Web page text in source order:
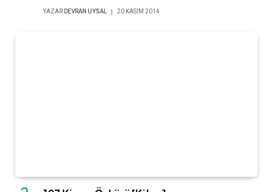
YAZAR DEVRAN UYSAL 20 KASIM 2014